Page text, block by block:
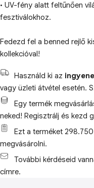
• UV-fény alatt feltűnően
fesztiválokhoz.
Fedezd fel a benned rejlő
kollekcióval!
Használd ki az
vagy üzleti átvétel esetén.
Egy termék
neked! Regisztrálj és kezd
Ezt a terméket
megvásárolni.
További kérdéseid
címre.